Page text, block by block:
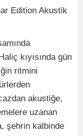
Edition Akustik
kıyısında gün
ritmini
akustiğe,
uzanan
şehrin kalbinde